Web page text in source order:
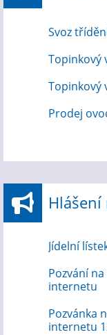
Svoz
Topinkový
Topinkový
Prodej
Hlášení
Jídelní
Pozvání
internetu
Pozvánka
internetu